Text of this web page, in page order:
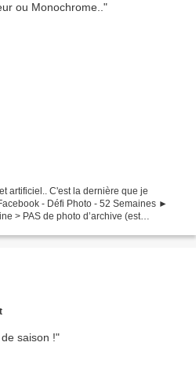
artificiel.. C'est la dernière que je
- Défi Photo - 52 Semaines ►
˃ PAS de photo d’archive (est